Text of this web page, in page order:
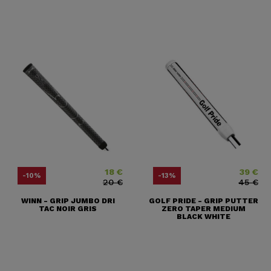
-10% 18 €
Prix ​​habituel
20 €
WINN - GRIP JUMBO DRI
TAC NOIR GRIS
-13% 39 €
Prix
45 €
GOLF PRIDE - GRIP PUTTER
ZERO TAPER MEDIUM
BLACK WHITE